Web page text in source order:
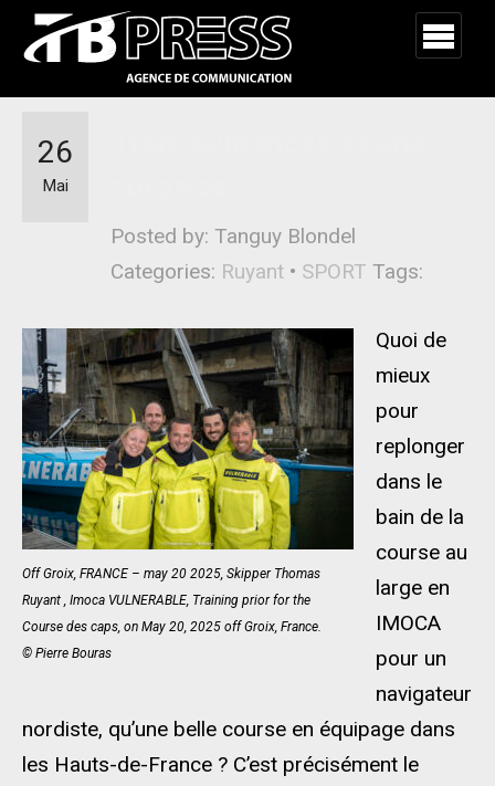
Posted by: Tanguy Blondel
Categories: Ruyant • SPORT Tags:
26
Mai
Off Groix, FRANCE – may 20 2025, Skipper Thomas
Ruyant , Imoca VULNERABLE, Training prior for the
Course des caps, on May 20, 2025 off Groix, France.
© Pierre Bouras
Quoi de
mieux
pour
replonger
dans le
bain de la
course au
large en
IMOCA
pour un
navigateur
nordiste, qu’une belle course en équipage dans
les Hauts-de-France ? C’est précisément le